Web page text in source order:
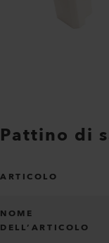
Pattino di
ARTICOLO
NOME
DELL’ARTICOLO